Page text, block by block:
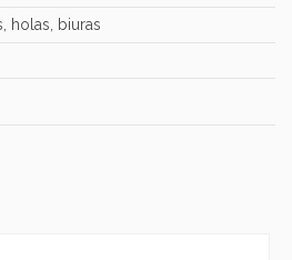
holas, biuras